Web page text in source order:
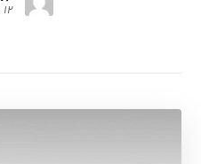
۱۲ خرداد ۱۴۰۵